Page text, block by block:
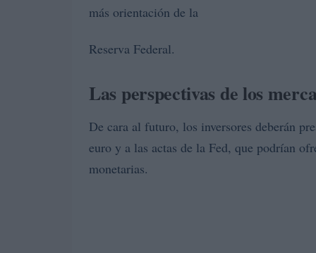
más orientación de la
Reserva Federal.
Las perspectivas de los
De cara al futuro, los inversores deberán
euro y a las actas de la Fed, que podrían
monetarias.